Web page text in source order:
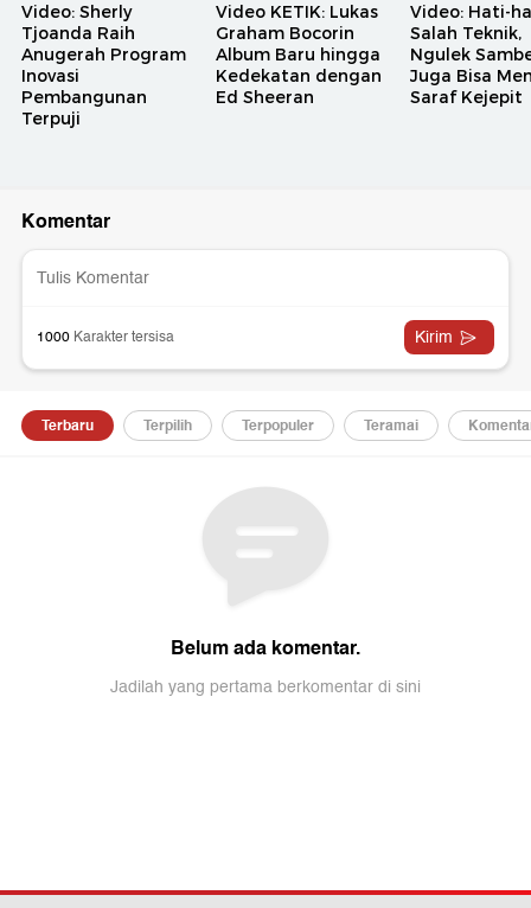
Video: Sherly
Tjoanda Raih
Anugerah Program
Inovasi
Pembangunan
Terpuji
Video KETIK: Lukas
Graham Bocorin
Album Baru hingga
Kedekatan dengan
Ed Sheeran
Video: Hati-
Salah Teknik,
Ngulek
Juga Bisa
Saraf Kejepit